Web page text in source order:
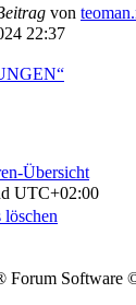
von
22:37
Übersicht
UTC+02:00
Forum Software